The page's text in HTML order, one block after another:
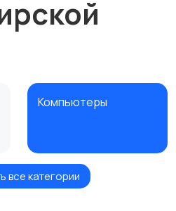
Компьютеры
Клавиатуры и мыши
все категории